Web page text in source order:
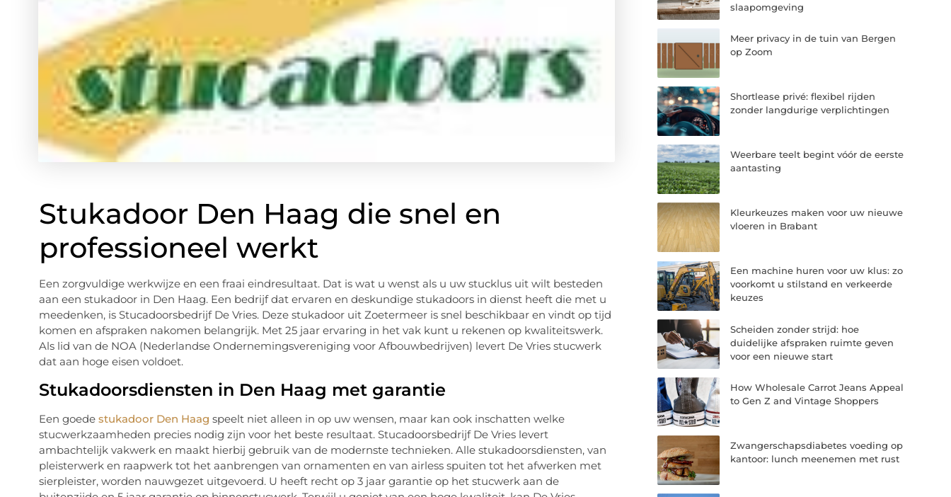
Stukadoor Den Haag die snel en
professioneel werkt
Een zorgvuldige werkwijze en een fraai eindresultaat. Dat is wat u wenst als u uw stucklus uit wilt besteden
aan een stukadoor in Den Haag. Een bedrijf dat ervaren en deskundige stukadoors in dienst heeft die met u
meedenken, is Stucadoorsbedrijf De Vries. Deze stukadoor uit Zoetermeer is snel beschikbaar en vindt op tijd
komen en afspraken nakomen belangrijk. Met 25 jaar ervaring in het vak kunt u rekenen op kwaliteitswerk.
Als lid van de NOA (Nederlandse Ondernemingsvereniging voor Afbouwbedrijven) levert De Vries stucwerk
dat aan hoge eisen voldoet.
Stukadoorsdiensten in Den Haag met garantie
Een goede stukadoor Den Haag speelt niet alleen in op uw wensen, maar kan ook inschatten welke
stucwerkzaamheden precies nodig zijn voor het beste resultaat. Stucadoorsbedrijf De Vries levert
ambachtelijk vakwerk en maakt hierbij gebruik van de modernste technieken. Alle stukadoorsdiensten, van
pleisterwerk en raapwerk tot het aanbrengen van ornamenten en van airless spuiten tot het afwerken met
sierpleister, worden nauwgezet uitgevoerd. U heeft recht op 3 jaar garantie op het stucwerk aan de
slaapomgeving
Meer privacy in de tuin van Bergen
op Zoom
Shortlease privé: flexibel rijden
zonder langdurige verplichtingen
Weerbare teelt begint vóór de eerste
aantasting
Kleurkeuzes maken voor uw nieuwe
vloeren in Brabant
Een machine huren voor uw klus: zo
voorkomt u stilstand en verkeerde
keuzes
Scheiden zonder strijd: hoe
duidelijke afspraken ruimte geven
voor een nieuwe start
How Wholesale Carrot Jeans Appeal
to Gen Z and Vintage Shoppers
Zwangerschapsdiabetes voeding op
kantoor: lunch meenemen met rust